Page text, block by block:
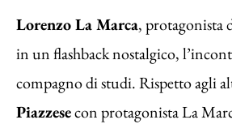
Lorenzo La Marca, protagonista
in un flashback nostalgico,
compagno di studi. Rispetto agli
Piazzesecon protagonista La